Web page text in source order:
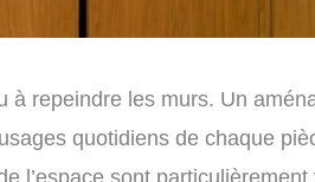
à repeindre les murs. Un
quotidiens de chaque
l’espace sont particulièrement